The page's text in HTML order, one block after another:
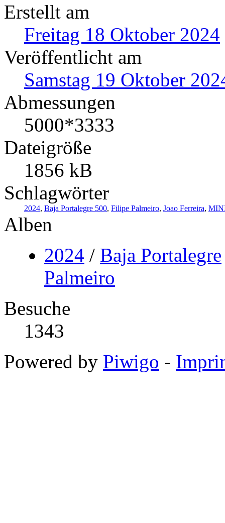
Erstellt am
Freitag 18 Oktober 2024
Veröffentlicht am
Samstag 19 Oktober
Abmessungen
5000*3333
Dateigröße
1856 kB
Schlagwörter
2024, Baja Portalegre 500, Filipe Palmeiro, Joao Ferreira,
Alben
2024 / Baja Portalegre
Palmeiro
Besuche
1343
Powered by Piwigo -